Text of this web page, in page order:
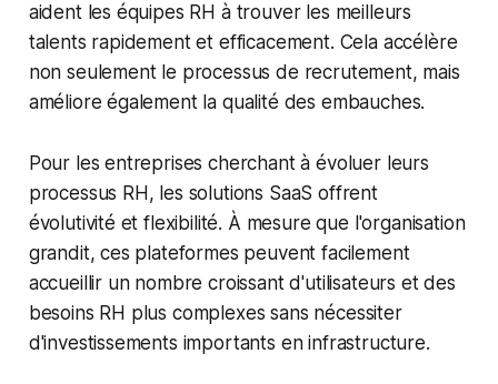
aident les équipes RH à trouver les meilleurs
talents rapidement et efficacement. Cela accélère
non seulement le processus de recrutement, mais
améliore également la qualité des embauches.
Pour les entreprises cherchant à évoluer leurs
processus RH, les solutions SaaS offrent
évolutivité et flexibilité. À mesure que l'organisation
grandit, ces plateformes peuvent facilement
accueillir un nombre croissant d'utilisateurs et des
besoins RH plus complexes sans nécessiter
d'investissements importants en infrastructure.